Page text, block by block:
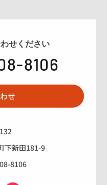
せください
8106
せ
下新田181-9
8106